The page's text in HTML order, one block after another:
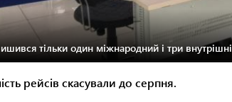
тільки один міжнародний і три
рейсів скасували до серпня.